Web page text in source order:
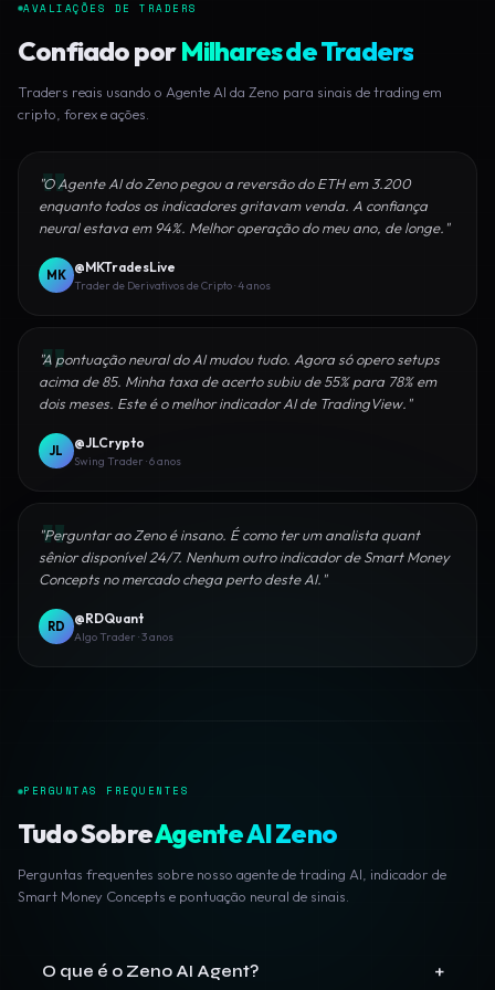
AVALIAÇÕES DE TRADERS
Confiado porMilhares de Traders
Traders reais usando o Agente AI da Zeno para sinais de trading em
cripto, forex e ações.
"O Agente AI do Zeno pegou a reversão do ETH em 3.200
enquanto todos os indicadores gritavam venda. A confiança
neural estava em 94%. Melhor operação do meu ano, de longe."
MK @MKTradesLive
Trader de Derivativos de Cripto · 4 anos
"A pontuação neural do AI mudou tudo. Agora só opero setups
acima de 85. Minha taxa de acerto subiu de 55% para 78% em
dois meses. Este é o melhor indicador AI de TradingView."
JL @JLCrypto
Swing Trader · 6 anos
"Perguntar ao Zeno é insano. É como ter um analista quant
sênior disponível 24/7. Nenhum outro indicador de Smart Money
Concepts no mercado chega perto deste AI."
RD @RDQuant
Algo Trader · 3 anos
PERGUNTAS FREQUENTES
Tudo SobreAgente AI Zeno
Perguntas frequentes sobre nosso agente de trading AI, indicador de
Smart Money Concepts e pontuação neural de sinais.
O que é o Zeno AI Agent? +